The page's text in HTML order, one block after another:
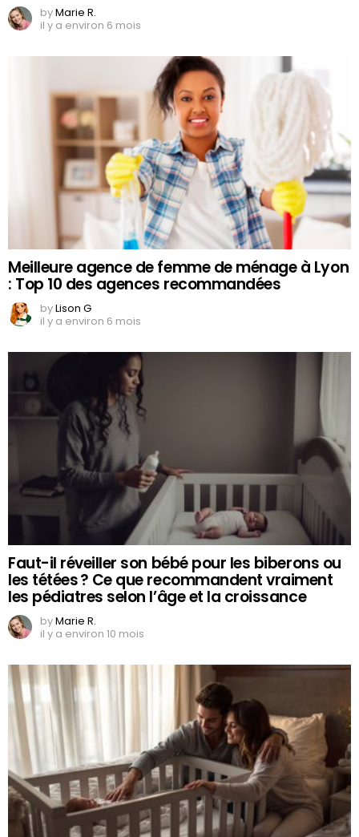
byMarie R.
il y a environ 6 mois
Meilleure agence de femme de ménage à Lyon
: Top 10 des agences recommandées
byLison G
il y a environ 6 mois
Faut-il réveiller son bébé pour les biberons ou
les tétées ? Ce que recommandent vraiment
les pédiatres selon l’âge et la croissance
byMarie R.
il y a environ 10 mois